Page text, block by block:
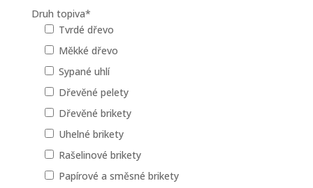
Druh topiva*
Tvrdé dřevo
Měkké dřevo
Sypané uhlí
Dřevěné pelety
Dřevěné brikety
Uhelné brikety
Rašelinové brikety
Papírové a směsné brikety